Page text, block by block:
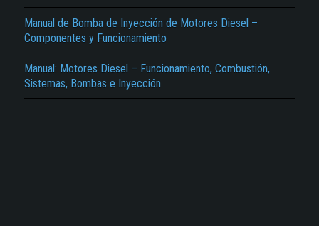
Manual de Bomba de Inyección de Motores Diesel –
Componentes y Funcionamiento
Manual: Motores Diesel – Funcionamiento, Combustión,
Sistemas, Bombas e Inyección
Reportar otro tipo de error...